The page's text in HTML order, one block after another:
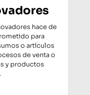
hace de
para
o artículos
de venta o
y productos